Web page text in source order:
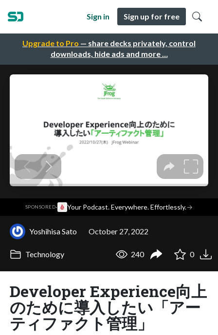
Upgrade to Pro — share decks privately, control
downloads, hide ads and more …
Sign in Sign up for free
SPONSORED· Your Podcast. Everywhere. Effortlessly.→
Yoshihisa Sato October 27, 2022
Technology 240 0
Developer Experience向上
のために導入したい「アー
ティファクト管理」